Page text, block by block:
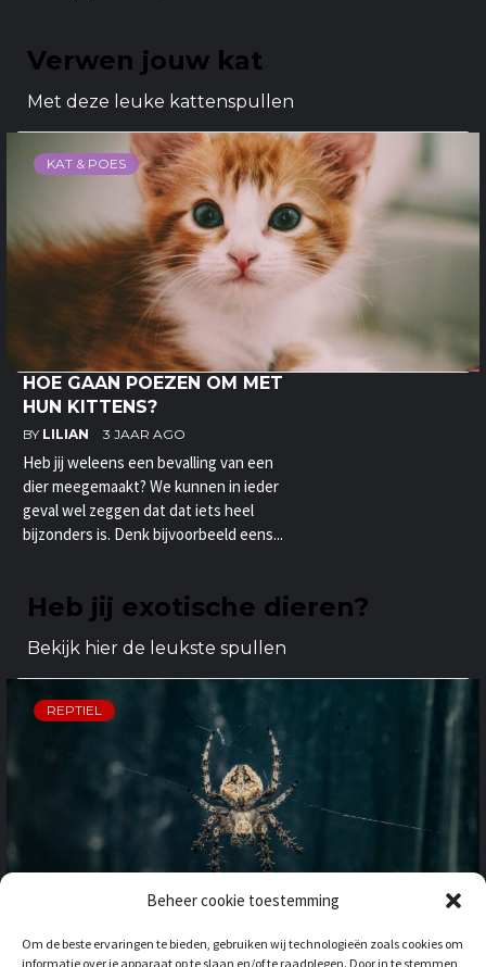
Beheer cookie toestemming
Om de beste ervaringen te bieden, gebruiken wij technologieën zoals cookies om
informatie over je apparaat op te slaan en/of te raadplegen. Door in te stemmen
Verwen jouw kat
Met deze leuke kattenspullen
KAT & POES
HOE GAAN POEZEN OM MET
HUN KITTENS?
BY LILIAN 3 JAAR AGO
Heb jij weleens een bevalling van een
dier meegemaakt? We kunnen in ieder
geval wel zeggen dat dat iets heel
bijzonders is. Denk bijvoorbeeld eens...
Heb jij exotische dieren?
Bekijk hier de leukste spullen
REPTIEL
BUITENLAND: HOE HOUD JE